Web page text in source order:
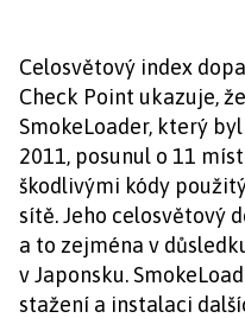
Celosvětový index
Check Point ukazuje,
SmokeLoader, který
2011, posunul o 11
škodlivými kódy
sítě. Jeho celosvětový
a to zejména v
v Japonsku.
stažení a instalaci